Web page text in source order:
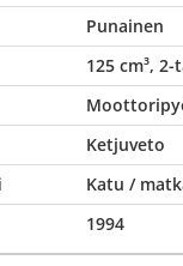
Punainen
125 cm³,
Ketjuveto
Katu /
1994